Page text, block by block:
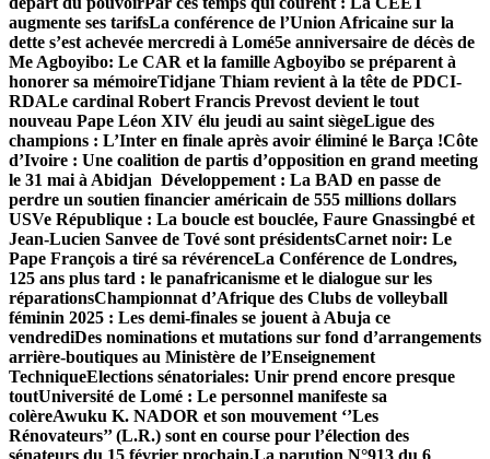
augmente ses tarifsLa conférence de l’Union Africaine sur la
dette s’est achevée mercredi à Lomé5e anniversaire de décès de
Me Agboyibo: Le CAR et la famille Agboyibo se préparent à
honorer sa mémoireTidjane Thiam revient à la tête de PDCI-
RDALe cardinal Robert Francis Prevost devient le tout
nouveau Pape Léon XIV élu jeudi au saint siègeLigue des
champions : L’Inter en finale après avoir éliminé le Barça !Côte
d’Ivoire : Une coalition de partis d’opposition en grand meeting
le 31 mai à Abidjan Développement : La BAD en passe de
perdre un soutien financier américain de 555 millions dollars
USVe République : La boucle est bouclée, Faure Gnassingbé et
Jean-Lucien Sanvee de Tové sont présidentsCarnet noir: Le
Pape François a tiré sa révérenceLa Conférence de Londres,
125 ans plus tard : le panafricanisme et le dialogue sur les
réparationsChampionnat d’Afrique des Clubs de volleyball
féminin 2025 : Les demi-finales se jouent à Abuja ce
vendrediDes nominations et mutations sur fond d’arrangements
arrière-boutiques au Ministère de l’Enseignement
TechniqueElections sénatoriales: Unir prend encore presque
toutUniversité de Lomé : Le personnel manifeste sa
colèreAwuku K. NADOR et son mouvement ‘’Les
Rénovateurs’’ (L.R.) sont en course pour l’élection des
sénateurs du 15 février prochain.La parution N°913 du 6